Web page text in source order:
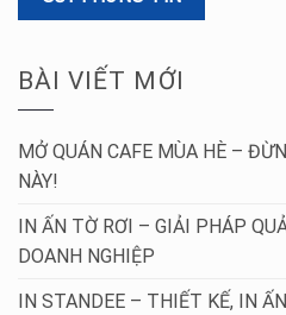
BÀI VIẾT MỚI
MỞ QUÁN CAFE MÙA HÈ –
NÀY!
IN ẤN TỜ RƠI – GIẢI PHÁP
DOANH NGHIỆP
IN STANDEE – THIẾT KẾ, IN